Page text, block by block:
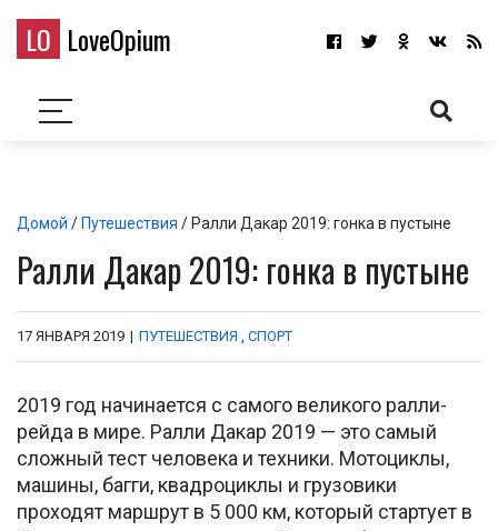
LO LoveOpium
Домой / Путешествия / Ралли Дакар 2019: гонка в пустыне
Ралли Дакар 2019: гонка в пустыне
17 ЯНВАРЯ 2019 | ПУТЕШЕСТВИЯ , СПОРТ
2019 год начинается с самого великого ралли-
рейда в мире. Ралли Дакар 2019 — это самый
сложный тест человека и техники. Мотоциклы,
машины, багги, квадроциклы и грузовики
проходят маршрут в 5 000 км, который стартует в